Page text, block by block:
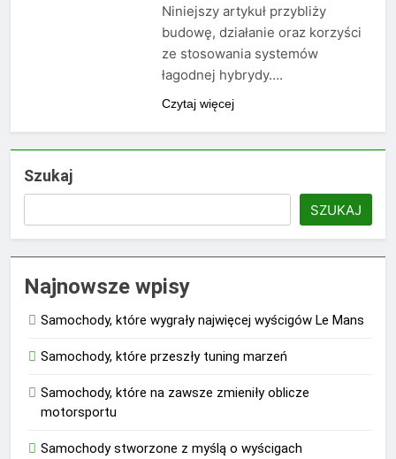
Niniejszy artykuł przybliży
budowę, działanie oraz korzyści
ze stosowania systemów
łagodnej hybrydy….
Czytaj więcej
Szukaj
SZUKAJ
Najnowsze wpisy
Samochody, które wygrały najwięcej wyścigów Le Mans
Samochody, które przeszły tuning marzeń
Samochody, które na zawsze zmieniły oblicze
motorsportu
Samochody stworzone z myślą o wyścigach